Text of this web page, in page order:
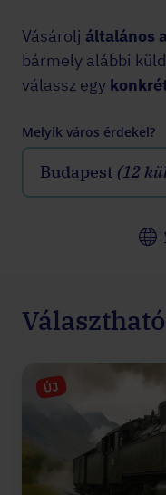
Vásárolj általános
bármely alábbi
válassz egy
Melyik város érdekel?
Budapest
ÚJ